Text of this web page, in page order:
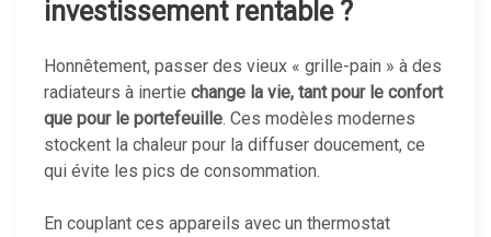
investissement rentable ?
Honnêtement, passer des vieux « grille-pain » à des
radiateurs à inertie change la vie, tant pour le confort
que pour le portefeuille. Ces modèles modernes
stockent la chaleur pour la diffuser doucement, ce
qui évite les pics de consommation.
En couplant ces appareils avec un thermostat